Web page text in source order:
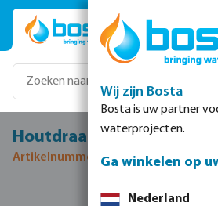
Ga naar de hoofdinhoud
Houtdraadpen RVS M8 100
Artikelnummer 0080282
Afbeeldingengalerij overslaan
Wij zijn Bosta
Bosta is uw partner
waterprojecten.
Ga winkelen op
Nederland